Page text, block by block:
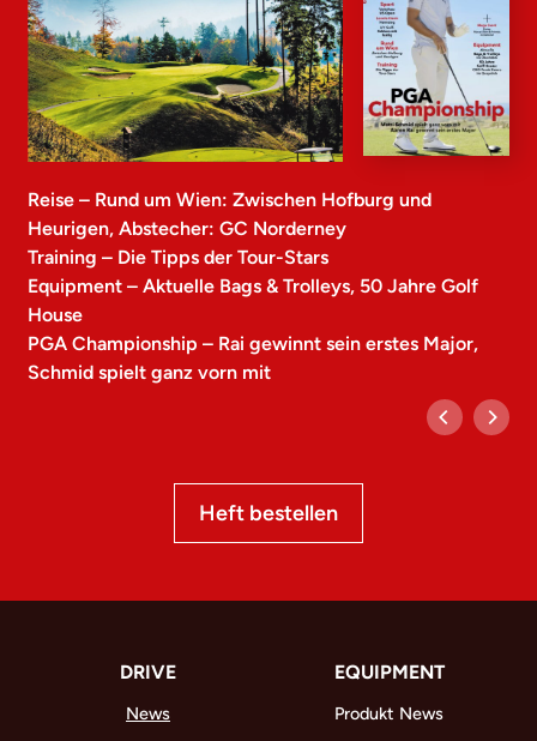
Reise – Rund um Wien: Zwischen Hofburg und
Heurigen, Abstecher: GC Norderney
Training – Die Tipps der Tour-Stars
Equipment – Aktuelle Bags & Trolleys, 50 Jahre Golf
House
PGA Championship – Rai gewinnt sein erstes Major,
Schmid spielt ganz vorn mit
Heft bestellen
DRIVE
News
EQUIPMENT
Produkt News